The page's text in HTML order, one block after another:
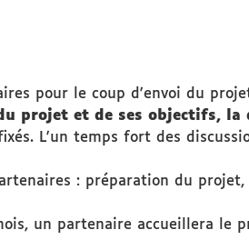
pour le coup d'envoi du projet
projet et de ses objectifs,
L'un temps fort des
: préparation du
un partenaire accueillera le